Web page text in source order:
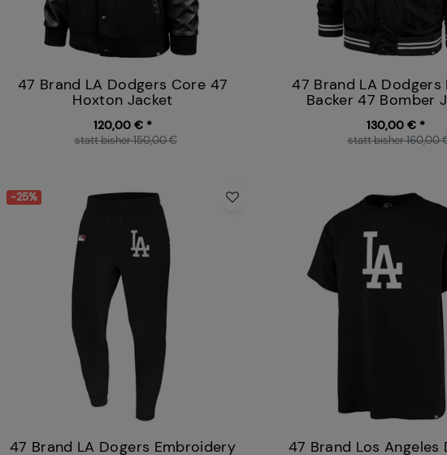
47 Brand LA Dodgers Core 47
Hoxton Jacket
120,00 € *
statt bisher 150,00 €
47 Brand LA Dodgers
Backer 47 Bomber
130,00 € *
statt bisher 160,00
-25%
47 Brand LA Dogers Embroidery
47 Brand Los Angeles